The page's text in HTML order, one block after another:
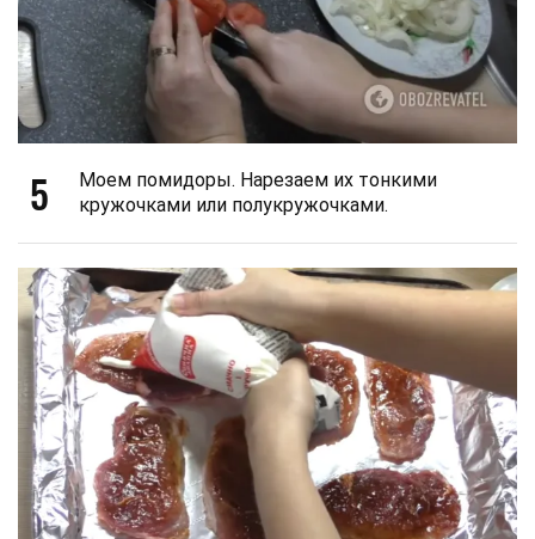
5
Моем помидоры. Нарезаем их тонкими
кружочками или полукружочками.